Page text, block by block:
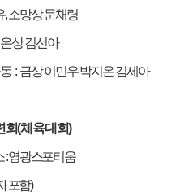
,소망상 문채령
은상 김선아
: 금상 이민우 박지온 김세아
회(체육대회)
:영광스포티움
포함)